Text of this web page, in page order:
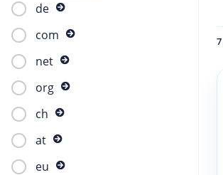
de
com
net
org
ch
at
eu
7